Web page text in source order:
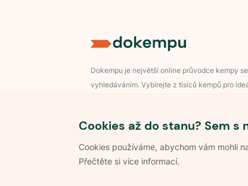
Cookies až do stanu? Sem s
Cookies používáme, abychom vám mohli
Přečtěte si více informací.
Dokempu je největší online průvodce kempy
vyhledáváním. Vybírejte z tisíců kempů pro